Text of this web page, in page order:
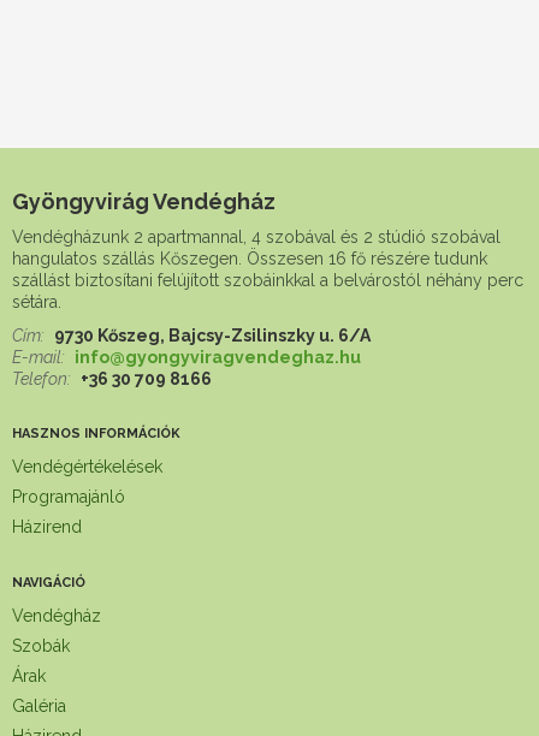
Gyöngyvirág Vendégház
Vendégházunk 2 apartmannal, 4 szobával és 2 stúdió szobával
hangulatos szállás Kőszegen. Összesen 16 fő részére tudunk
szállást biztosítani felújított szobáinkkal a belvárostól néhány perc
sétára.
Cím:
9730 Kőszeg, Bajcsy-Zsilinszky u. 6/A
E-mail:
info@gyongyviragvendeghaz.hu
Telefon:
+36 30 709 8166
HASZNOS INFORMÁCIÓK
Vendégértékelések
Programajánló
Házirend
NAVIGÁCIÓ
Vendégház
Szobák
Árak
Galéria